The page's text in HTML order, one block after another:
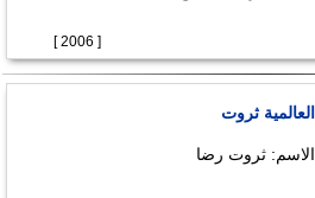
[ 2006 ]
العالمية ثروت
الاسم: ثروت رضا